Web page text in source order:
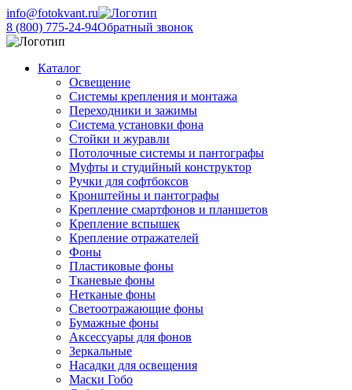
info@fotokvant.ru
8 (800) 775-24-94Обратный звонок
Каталог
Освещение
Системы крепления и монтажа
Переходники и зажимы
Система установки фона
Стойки и журавли
Потолочные системы и пантографы
Муфты и студийный конструктор
Ручки для софтбоксов
Кронштейны и пантографы
Крепление смартфонов и планшетов
Крепление вспышек
Крепление отражателей
Фоны
Пластиковые фоны
Тканевые фоны
Нетканые фоны
Светоотражающие фоны
Бумажные фоны
Аксессуары для фонов
Зеркальные
Насадки для освещения
Маски Гобо